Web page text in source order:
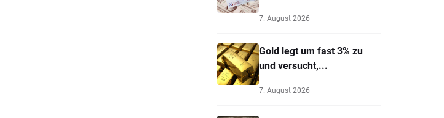
7. August 2026
Gold legt um fast 3% zu
und versucht,...
7. August 2026